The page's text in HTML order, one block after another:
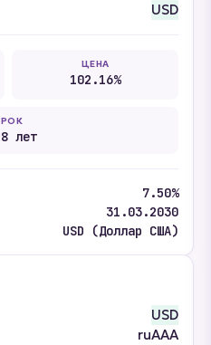
USD
ЦЕНА
102.16%
лет
7.50%
31.03.2030
USD (Доллар США)
USD
ruAAA